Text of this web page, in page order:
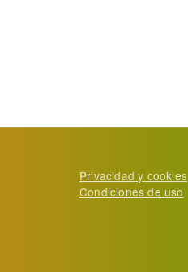
Privacidad y cookies
Condiciones de uso